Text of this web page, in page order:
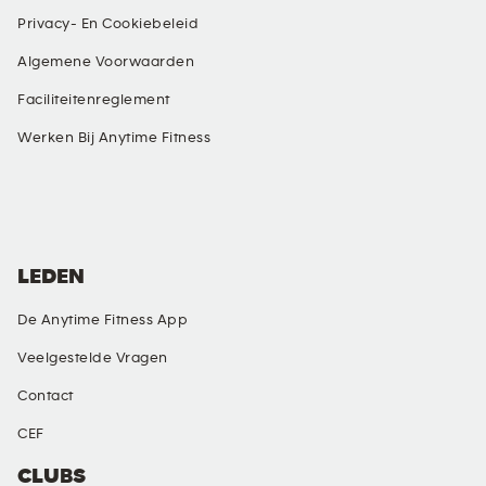
Privacy- En Cookiebeleid
Algemene Voorwaarden
Faciliteitenreglement
Werken Bij Anytime Fitness
CLUBS
LEDEN
De Anytime Fitness App
Veelgestelde Vragen
Contact
CEF